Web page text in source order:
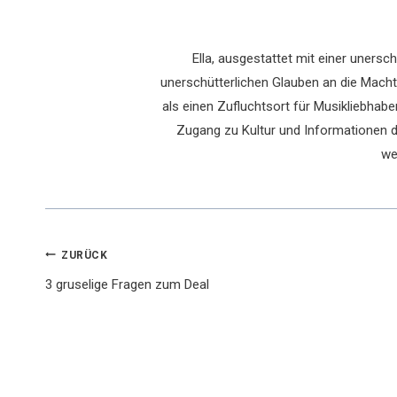
Ella, ausgestattet mit einer
unerschütterlichen Glauben an die
als einen Zufluchtsort für
Zugang zu Kultur und Informationen
Beitragsnavigation
ZURÜCK
3 gruselige Fragen zum Deal